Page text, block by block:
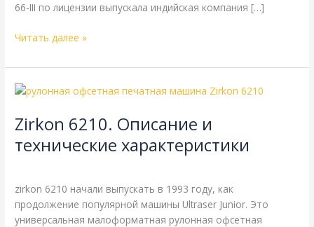
66-III по лицензии выпускала индийская компания […]
Читать далее »
Zirkon 6210. Описание и
технические характеристики
zirkon 6210 начали выпускать в 1993 году, как
продолжение популярной машины Ultraser Junior. Это
универсальная малоформатная рулонная офсетная
Zirkon
Описание
технические